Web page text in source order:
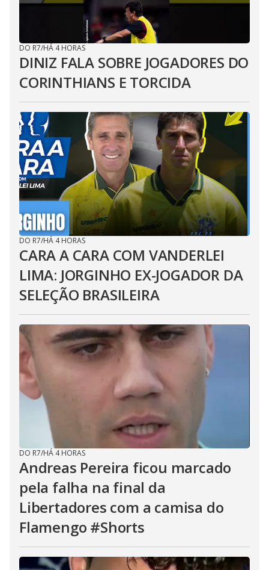
DO R7/HÁ 4 HORAS
DINIZ FALA SOBRE JOGADORES DO
CORINTHIANS E TORCIDA
DO R7/HÁ 4 HORAS
CARA A CARA COM VANDERLEI
LIMA: JORGINHO EX-JOGADOR DA
SELEÇÃO BRASILEIRA
DO R7/HÁ 4 HORAS
Andreas Pereira ficou marcado
pela falha na final da
Libertadores com a camisa do
Flamengo #Shorts